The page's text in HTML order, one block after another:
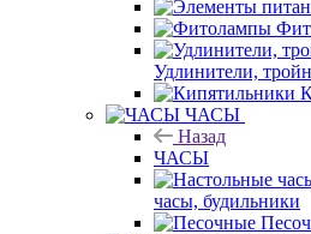
Удлинители,
ЧАСЫ
Назад
ЧАСЫ
часы, будильники